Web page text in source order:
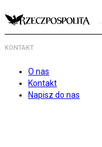
KONTAKT
O nas
Kontakt
Napisz do nas